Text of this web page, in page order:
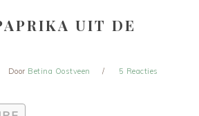
UIT DE
Door Betina Oostveen 5 Reacties